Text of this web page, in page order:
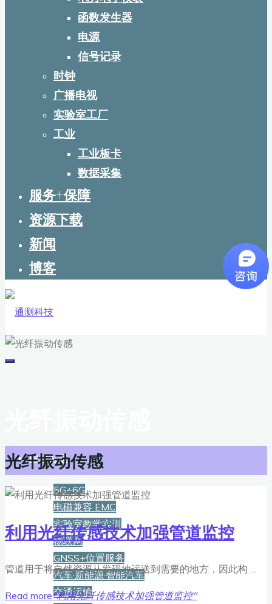
函数发生器
电源
信号记录
时钟
广播电视
实验室工厂
工业
工业板卡
数据采集
服务+保障
资源下载
新闻
博客
解决方案
5G+6G
电磁兼容 EMC
实验室教学实训
物联网
GNSS+位置服务
汽车·新能源·智能汽车
交通运输
光纤振动传感
利用光纤传感技术加强管道监控
管道用于将自然资源从发现地运送到需要的地方，因此构 …
Read more"利用光纤传感技术加强管道监控"